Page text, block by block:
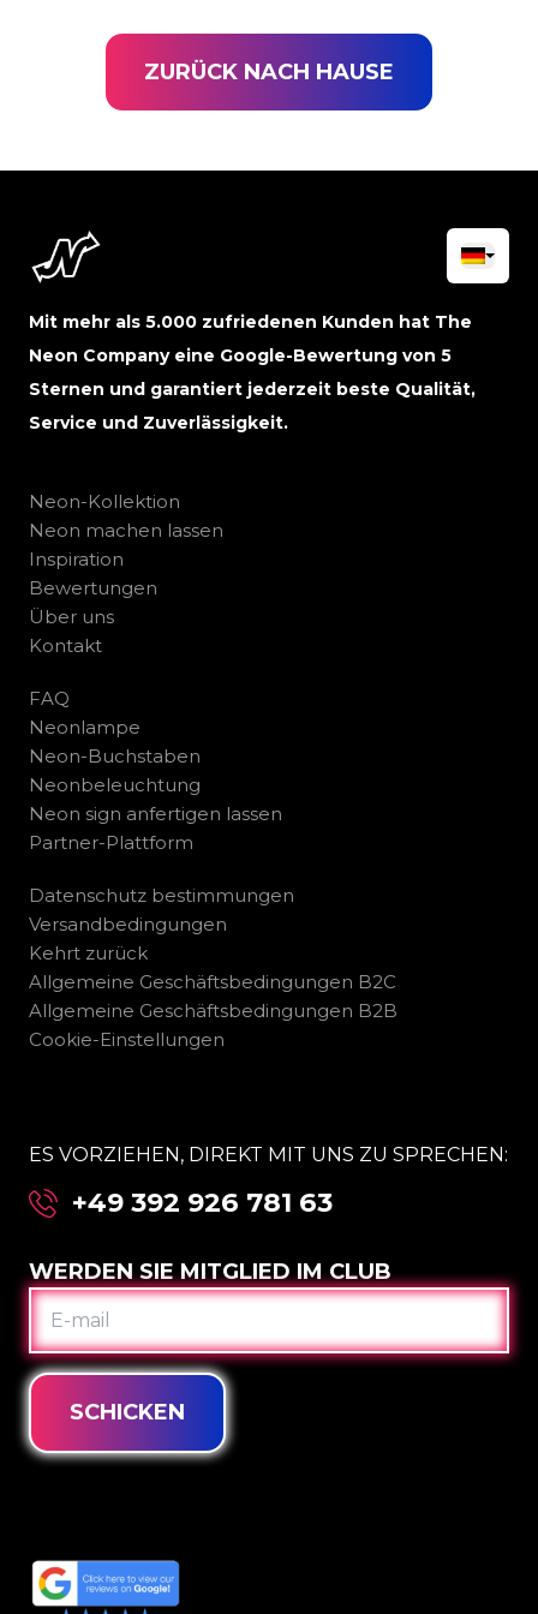
ZURÜCK NACH HAUSE
Mit mehr als 5.000 zufriedenen Kunden hat The
Neon Company eine Google-Bewertung von 5
Sternen und garantiert jederzeit beste Qualität,
Service und Zuverlässigkeit.
Neon-Kollektion
Neon machen lassen
Inspiration
Bewertungen
Über uns
Kontakt
FAQ
Neonlampe
Neon-Buchstaben
Neonbeleuchtung
Neon sign anfertigen lassen
Partner-Plattform
Datenschutz bestimmungen
Versandbedingungen
Kehrt zurück
Allgemeine Geschäftsbedingungen B2C
Allgemeine Geschäftsbedingungen B2B
Cookie-Einstellungen
ES VORZIEHEN, DIREKT MIT UNS ZU SPRECHEN:
+49 392 926 781 63
WERDEN SIE MITGLIED IM CLUB
E-
MAIL
SCHICKEN